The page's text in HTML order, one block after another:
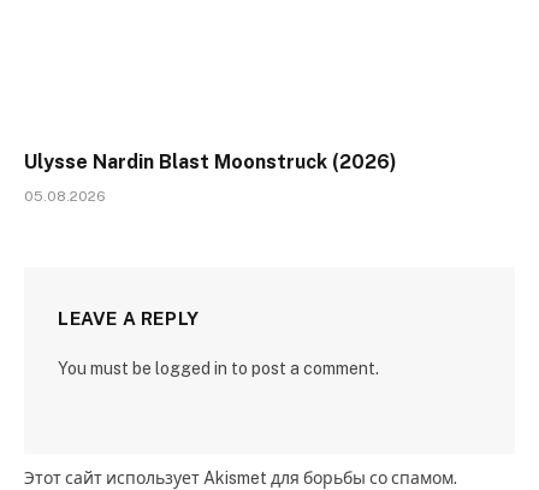
Ulysse Nardin Blast Moonstruck (2026)
05.08.2026
LEAVE A REPLY
You must be logged in to post a comment.
Этот сайт использует Akismet для борьбы со спамом.